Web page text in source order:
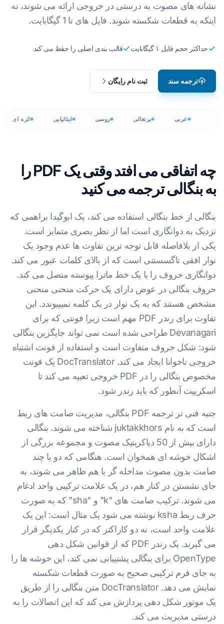
نشانه های مصوت به درستی در خروجی ارائه می شوند، نه
اینکه به قطعات شکسته شوند. فایل های تا 1 گیگابایت.
حداکثر حجم فایل ۱ گیگابایت قالب بندی اصلی را حفظ می کند
ترجمه سند ثبت نام رایگان
عربی پرتغالی روسی ایتالیایی کره ای
چه اتفاقی می افتد وقتی یک PDF را
به بنگالی ترجمه می کنید
بنگالی از خط بنگالی استفاده می کند، یک ابوگیدا براهمی که
نزدیک به دوانگاری است اما از نظر بصری متمایز است.
یکی از بلافاصله قابل توجه ترین تفاوت ها عدم وجود یک
نوار افقی ناگسستنی است که از بالای کلمات عبور می کند.
دوانگاری حروف را با یک خط ماترا پیوسته متصل می کند.
حروف بنگالی در عوض دارای یک حرکت منحنی منحنی
مشخص هستند که به یک نوار در یک کلمه نمیپیوندد. این
تفاوت برای رندر PDF مهم است زیرا فونتی که برای
Devanagari طراحی شده است نمی تواند جایگزین بنگالی
شود: شکل حروف متفاوت است و استفاده از فونت اشتباه
خروجی ناخوانا ایجاد می کند. DocTranslator یک فونت
مخصوص بنگالی را در PDF خروجی تعبیه می کند تا
اسکریپت آنطور که باید رندر شود.
جنبه فنی تر ترجمه PDF بنگالی، مدیریت صامت های ربط
است که به نام juktakkhors شناخته می شوند. بنگالی
دارای بیش از 50 دیاکریتیک مصوت و مجموعه بزرگی از
اشکال خوشه ای همخوان است. هنگامی که دو یا چند
صامت بدون مصوت مداخله گر با هم ظاهر می شوند، به
جای نشستن در کنار هم، در یک علامت ترکیبی واحد ادغام
می شوند. ترکیب صامت های "k" و "sha" که به صورت
حرف ربط ksha نوشته می شود یک مثال است: این یک
علامت واحد است، نه دو کاراکتر که در کنار یکدیگر قرار
می گیرند. یک رندر PDF که از قوانین شکل دهی
OpenType برای بنگالی پشتیبانی نمی کند، این خوشه ها را
به جای فرم ترکیبی صحیح به صورت قطعات شکسته
نمایش می دهد. DocTranslator متن بنگالی را از طریق
یک موتور شکل دهی پردازش می کند که این اتصالات را به
درستی مدیریت می کند.